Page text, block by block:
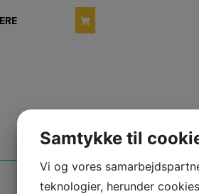
was:
35,00 kr..
Samtykke til
Vi og vores
teknologier, herunder